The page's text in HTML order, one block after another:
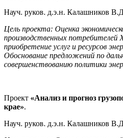
Науч. руков. д.э.н. Калашников
Цель проекта: Оценка
производственных потребителей
приобретение услуг и ресурсов
Обоснование предложений по
совершенствованию политики
Проект «Анализ и прогноз
крае».
Науч. руков. д.э.н. Калашников